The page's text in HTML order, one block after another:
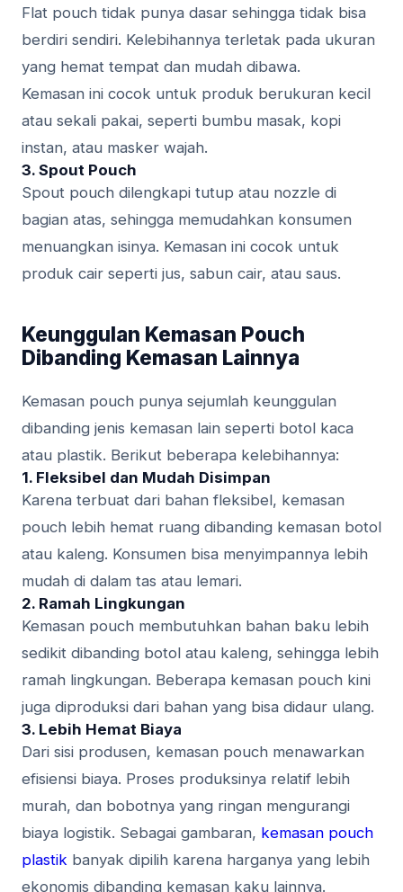
Flat pouch tidak punya dasar sehingga tidak bisa
berdiri sendiri. Kelebihannya terletak pada ukuran
yang hemat tempat dan mudah dibawa.
Kemasan ini cocok untuk produk berukuran kecil
atau sekali pakai, seperti bumbu masak, kopi
instan, atau masker wajah.
3. Spout Pouch
Spout pouch dilengkapi tutup atau nozzle di
bagian atas, sehingga memudahkan konsumen
menuangkan isinya. Kemasan ini cocok untuk
produk cair seperti jus, sabun cair, atau saus.
Keunggulan Kemasan Pouch
Dibanding Kemasan Lainnya
Kemasan pouch punya sejumlah keunggulan
dibanding jenis kemasan lain seperti botol kaca
atau plastik. Berikut beberapa kelebihannya:
1. Fleksibel dan Mudah Disimpan
Karena terbuat dari bahan fleksibel, kemasan
pouch lebih hemat ruang dibanding kemasan botol
atau kaleng. Konsumen bisa menyimpannya lebih
mudah di dalam tas atau lemari.
2. Ramah Lingkungan
Kemasan pouch membutuhkan bahan baku lebih
sedikit dibanding botol atau kaleng, sehingga lebih
ramah lingkungan. Beberapa kemasan pouch kini
juga diproduksi dari bahan yang bisa didaur ulang.
3. Lebih Hemat Biaya
Dari sisi produsen, kemasan pouch menawarkan
efisiensi biaya. Proses produksinya relatif lebih
murah, dan bobotnya yang ringan mengurangi
biaya logistik. Sebagai gambaran, kemasan pouch
plastik banyak dipilih karena harganya yang lebih
ekonomis dibanding kemasan kaku lainnya.